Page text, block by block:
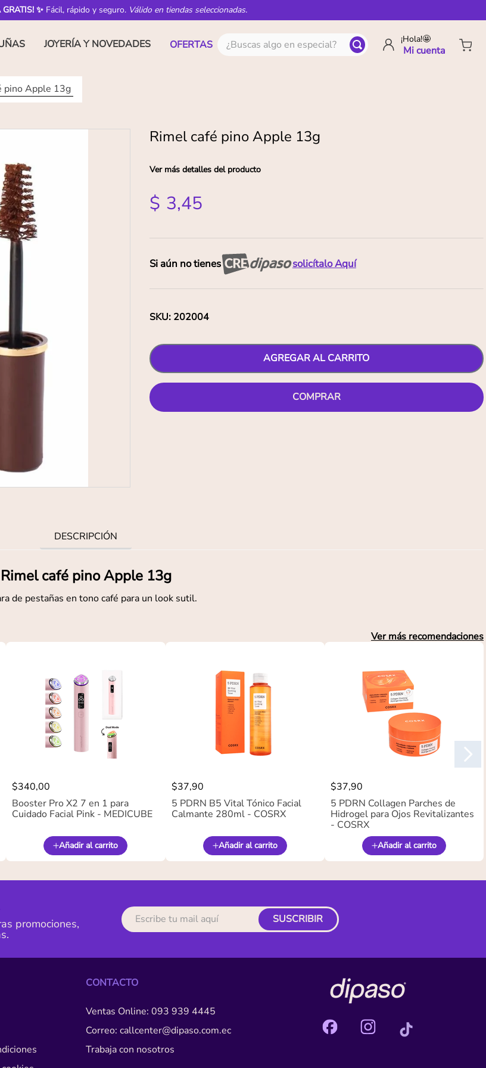
GRATIS! ✨ Fácil, rápido y seguro. Válido en tiendas seleccionadas.
JOYERÍA Y NOVEDADES OFERTAS ¿Buscas algo en especial? ¡Hola!🤩
pino Apple 13g
Rimel café pino Apple 13g
Ver más detalles del producto
$ 3,45
Si aún no tienes solicítalo Aquí
SKU: 202004
AGREGAR AL CARRITO
COMPRAR
DESCRIPCIÓN
Rimel café pino Apple 13g
de pestañas en tono café para un look sutil.
Ver más recomendaciones
$340,00
Booster Pro X2 7 en 1 para
Cuidado Facial Pink - MEDICUBE
Añadir al carrito
$37,90
5 PDRN B5 Vital Tónico Facial
Calmante 280ml - COSRX
Añadir al carrito
$37,90
5 PDRN Collagen Parches de
Hidrogel para Ojos Revitalizantes
- COSRX
Añadir al carrito
promociones, SUSCRIBIR
CONTACTO
Ventas Online: 093 939 4445
Correo: callcenter@dipaso.com.ec
Trabaja con nosotros